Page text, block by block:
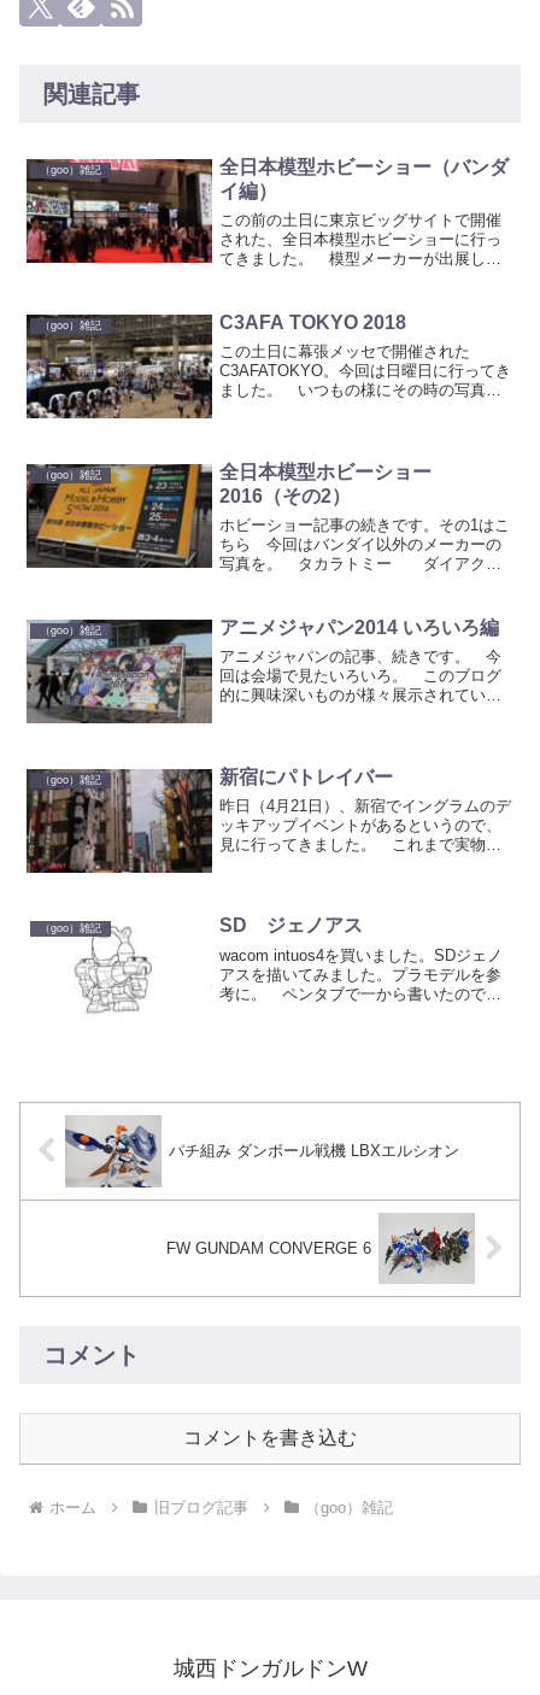
関連記事
（goo）雑記
全日本模型ホビーショー（バンダ
イ編）
この前の土日に東京ビッグサイトで開催
された、全日本模型ホビーショーに行っ
てきました。 模型メーカーが出展し、
ごとく？バンダイ編とその他の企業編に
（goo）雑記 C3AFA TOKYO 2018
この土日に幕張メッセで開催された
C3AFATOKYO。今回は日曜日に行ってき
ました。 いつもの様にその時の写真
弾。 9弾？ 陸戦型...
（goo）雑記
全日本模型ホビーショー
2016（その2）
ホビーショー記事の続きです。その1はこ
ちら 今回はバンダイ以外のメーカーの
写真を。 タカラトミー ダイアクロ
スV2に合わせたカラーリング。 ダ
イアクロン ダイ...
（goo）雑記 アニメジャパン2014 いろいろ編
アニメジャパンの記事、続きです。 今
回は会場で見たいろいろ。 このブログ
的に興味深いものが様々展示されていま
ニメジャパン数日前に発表...
（goo）雑記 新宿にパトレイバー
昨日（4月21日）、新宿でイングラムのデ
ッキアップイベントがあるというので、
見に行ってきました。 これまで実物大
ャンス。 モア4番街...
（goo）雑記 SD ジェノアス
wacom intuos4を買いました。SDジェノ
アスを描いてみました。プラモデルを参
考に。 ペンタブで一から書いたのです
パチ組み ダンボール戦機 LBXエルシオン
FW GUNDAM CONVERGE 6
コメント
コメントを書き込む
ホーム 旧ブログ記事 （goo）雑記
城西ドンガルドンW